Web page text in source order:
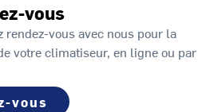
vous
rendez-vous avec nous pour la
votre climatiseur, en ligne ou par
vous